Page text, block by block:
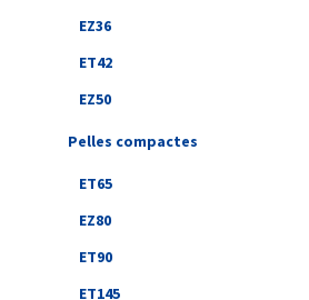
EZ36
ET42
EZ50
Pelles compactes
ET65
EZ80
ET90
ET145